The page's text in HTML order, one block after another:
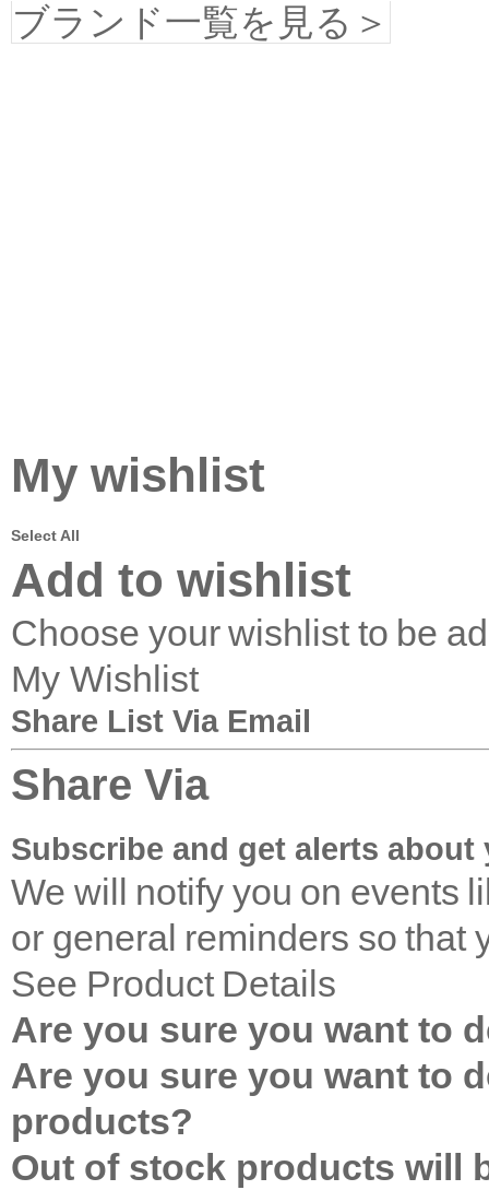
ブランド一覧を見る＞
My wishlist
Select All
Add to wishlist
Choose your wishlist to be
My Wishlist
Share List Via Email
Share Via
Subscribe and get alerts
We will notify you on events
or general reminders so that
See Product Details
Are you sure you want to
Are you sure you want to
products?
Out of stock products will